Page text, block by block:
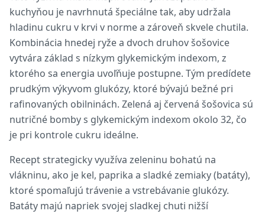
kuchyňou je navrhnutá špeciálne tak, aby udržala
hladinu cukru v krvi v norme a zároveň skvele chutila.
Kombinácia hnedej ryže a dvoch druhov šošovice
vytvára základ s nízkym glykemickým indexom, z
ktorého sa energia uvoľňuje postupne. Tým predídete
prudkým výkyvom glukózy, ktoré bývajú bežné pri
rafinovaných obilninách. Zelená aj červená šošovica sú
nutričné bomby s glykemickým indexom okolo 32, čo
je pri kontrole cukru ideálne.
Recept strategicky využíva zeleninu bohatú na
vlákninu, ako je kel, paprika a sladké zemiaky (batáty),
ktoré spomaľujú trávenie a vstrebávanie glukózy.
Batáty majú napriek svojej sladkej chuti nižší